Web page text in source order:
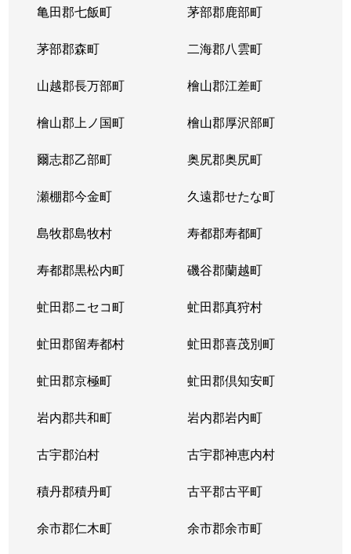
亀田郡七飯町 茅部郡鹿部町
茅部郡森町 二海郡八雲町
山越郡長万部町 檜山郡江差町
檜山郡上ノ国町 檜山郡厚沢部町
爾志郡乙部町 奥尻郡奥尻町
瀬棚郡今金町 久遠郡せたな町
島牧郡島牧村 寿都郡寿都町
寿都郡黒松内町 磯谷郡蘭越町
虻田郡ニセコ町 虻田郡真狩村
虻田郡留寿都村 虻田郡喜茂別町
虻田郡京極町 虻田郡倶知安町
岩内郡共和町 岩内郡岩内町
古宇郡泊村 古宇郡神恵内村
積丹郡積丹町 古平郡古平町
余市郡仁木町 余市郡余市町